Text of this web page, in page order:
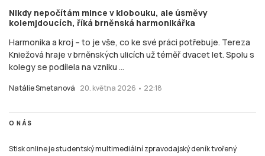
Nikdy nepočítám mince v klobouku, ale úsměvy
kolemjdoucích, říká brněnská harmonikářka
Harmonika a kroj – to je vše, co ke své práci potřebuje. Tereza
Kniežová hraje v brněnských ulicích už téměř dvacet let. Spolu s
kolegy se podílela na vzniku ...
Natálie Smetanová 20. května 2026 • 22:18
O NÁS
Stisk online je studentský multimediální zpravodajský deník tvořený